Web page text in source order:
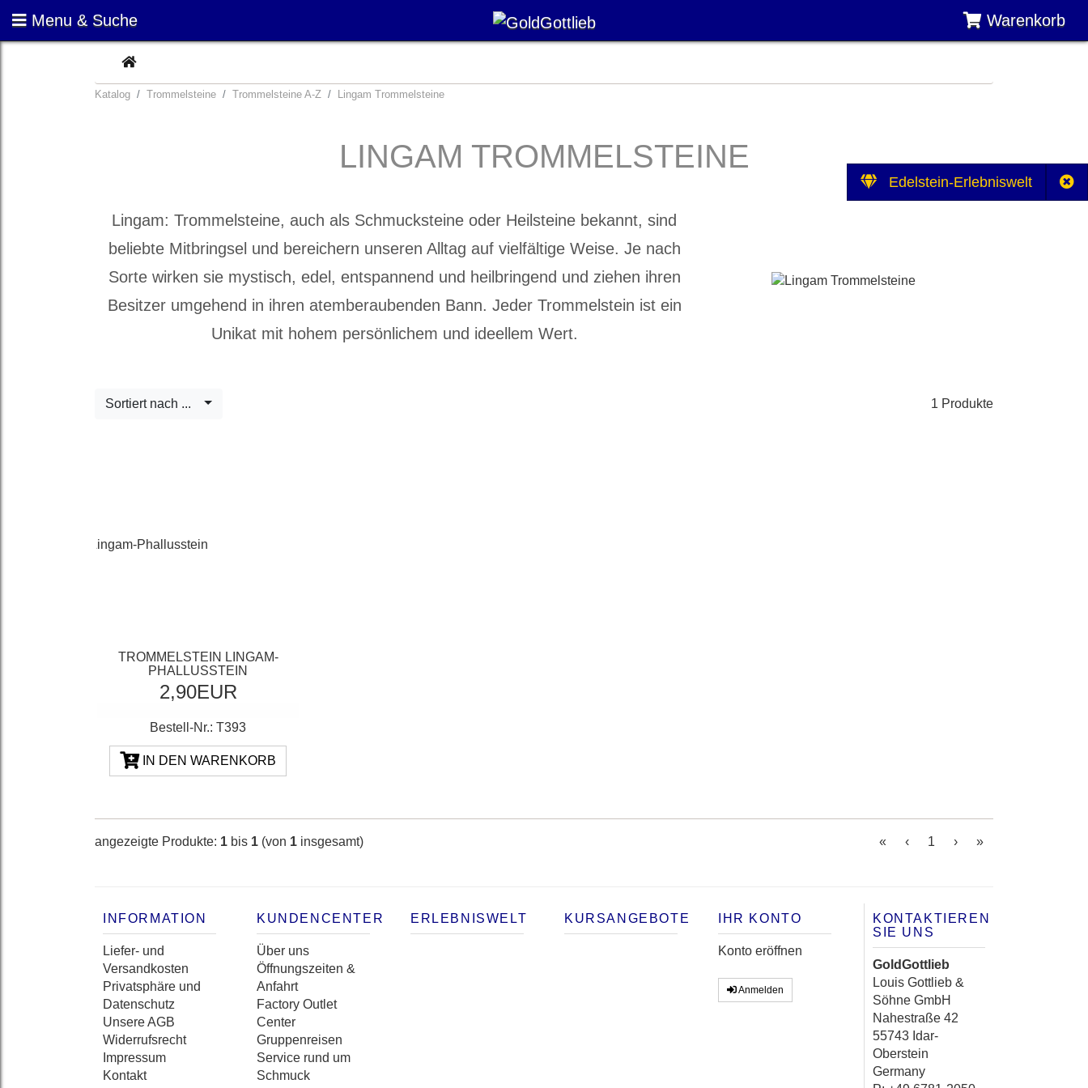
Edelstein-Erlebniswelt
Menu & Suche Warenkorb
CURRENT
Katalog Trommelsteine Trommelsteine A-Z Lingam Trommelsteine
LINGAM TROMMELSTEINE
Lingam: Trommelsteine, auch als Schmucksteine oder Heilsteine bekannt, sind
beliebte Mitbringsel und bereichern unseren Alltag auf vielfältige Weise. Je nach
Sorte wirken sie mystisch, edel, entspannend und heilbringend und ziehen ihren
Besitzer umgehend in ihren atemberaubenden Bann. Jeder Trommelstein ist ein
Unikat mit hohem persönlichem und ideellem Wert.
1 Produkte
Sortiert nach ...
TROMMELSTEIN LINGAM-
PHALLUSSTEIN
2,90EUR
Bestell-Nr.: T393
IN DEN WARENKORB
angezeigte Produkte: 1 bis 1 (von 1 insgesamt) « ‹ 1 (current)
› »
INFORMATION
Liefer- und
Versandkosten
Privatsphäre und
Datenschutz
Unsere AGB
Widerrufsrecht
Impressum
Kontakt
KUNDENCENTER
Über uns
Öffnungszeiten &
Anfahrt
Factory Outlet
Center
Gruppenreisen
Service rund um
Schmuck
ERLEBNISWELT KURSANGEBOTE IHR KONTO
Konto eröffnen
Anmelden
KONTAKTIEREN
SIE UNS
GoldGottlieb
Louis Gottlieb &
Söhne GmbH
Nahestraße 42
55743 Idar-
Oberstein
Germany